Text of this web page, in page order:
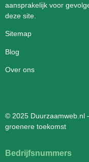
aansprakelijk voor
deze site.
Sitemap
Blog
Over ons
© 2025 Duurzaamweb.nl
groenere toekomst
Bedrijfsnummers